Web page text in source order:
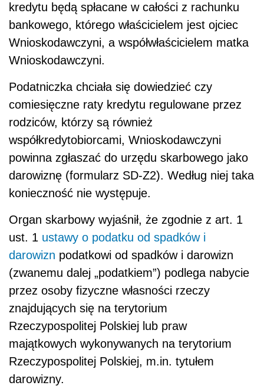
kredytu będą spłacane w całości z rachunku
bankowego, którego właścicielem jest ojciec
Wnioskodawczyni, a współwłaścicielem matka
Wnioskodawczyni.
Podatniczka chciała się dowiedzieć czy
comiesięczne raty kredytu regulowane przez
rodziców, którzy są również
współkredytobiorcami, Wnioskodawczyni
powinna zgłaszać do urzędu skarbowego jako
darowiznę (formularz SD-Z2). Według niej taka
konieczność nie występuje.
Organ skarbowy wyjaśnił, że zgodnie z art. 1
ust. 1 ustawy o podatku od spadków i
darowizn podatkowi od spadków i darowizn
(zwanemu dalej „podatkiem”) podlega nabycie
przez osoby fizyczne własności rzeczy
znajdujących się na terytorium
Rzeczypospolitej Polskiej lub praw
majątkowych wykonywanych na terytorium
Rzeczypospolitej Polskiej, m.in. tytułem
darowizny.